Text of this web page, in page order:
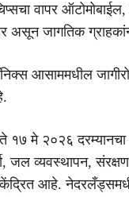
वापर
असून जागतिक
आसाममधील
ते १७ मे २०२६
व्यवस्थापन, संरक्षण
आहे.